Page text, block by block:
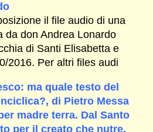
il file audio di una
da don Andrea Lonardo
di Santi Elisabetta e
2016. Per altri files audi
ma quale testo del
di Pietro Messa
madre terra. Dal Santo
per il creato che nutre,